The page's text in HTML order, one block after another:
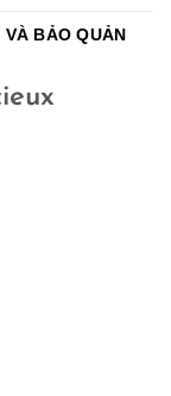
BẢO QUẢN